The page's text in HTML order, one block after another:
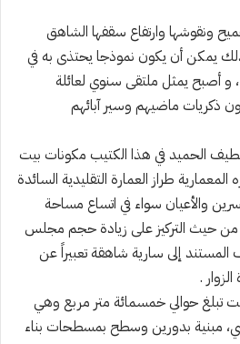
ونقوشها وارتفاع سقفها الشاهق
يمكن أن يكون نموذجا يحتذى به في
، و أصبح يمثل ملتقى سنوي لعائلة
ذكريات ماضيهم وسير آبائهم
الحميد في هذا الكتيب مكونات بيت
طراز العمارة التقليدية السائدة
والأعيان سواء في اتساع مساحة
من حيث التركيز على زيادة حجم مجلس
المستند إلى سارية شاهقة تعبيراً عن
.
تبلغ حوالي خمسمائة متر مربع وهي
مبنية بدورين وسطح بمسطحات بناء